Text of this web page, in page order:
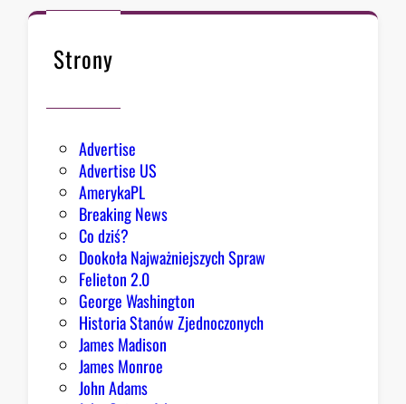
s
k
Strony
Advertise
Advertise US
AmerykaPL
Breaking News
Co dziś?
Dookoła Najważniejszych Spraw
Felieton 2.0
George Washington
Historia Stanów Zjednoczonych
James Madison
James Monroe
John Adams